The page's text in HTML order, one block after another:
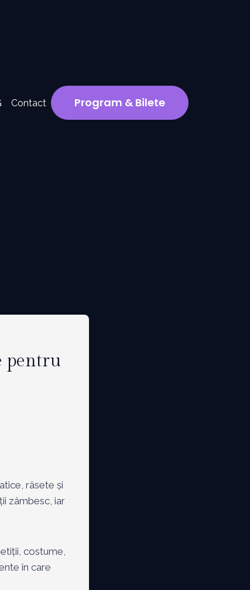
Contact Program & Bilete
pentru
râsete și
zâmbesc, iar
costume,
în care